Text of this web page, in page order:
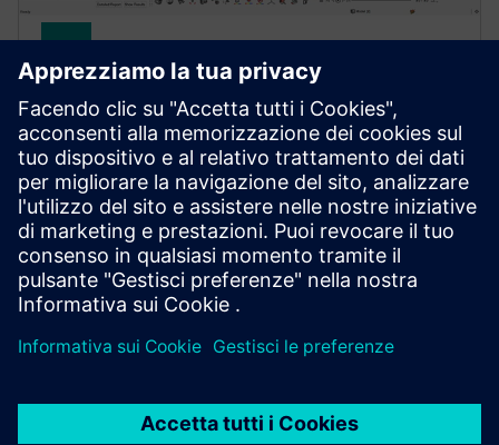
Simcenter PhysicsAI
Il deep learning geometrico fornisce previsioni fisiche
1000 volte più velocemente rispetto ai risolutori
tradizionali. Integra l'apprendimento automatico per
la simulazione in tutti i flussi di lavoro CAE.